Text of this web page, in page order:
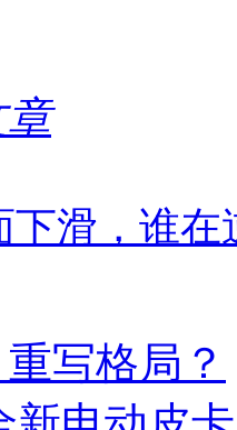
下滑，谁在
写格局？